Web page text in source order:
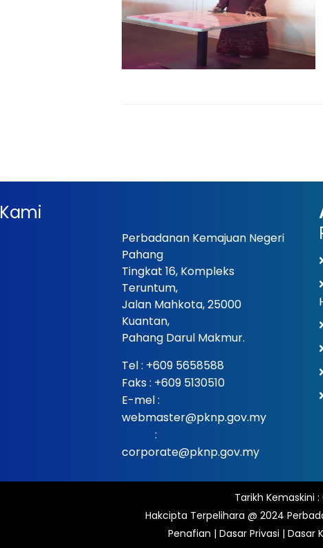
Kami
Perbadanan Kemajuan Negeri
Pahang
Tingkat 16, Kompleks
Teruntum,
Jalan Mahkota, 25000
Kuantan,
Pahang Darul Makmur.
Tel : +609 5658588
Faks : +609 5130510
E-mel :
webmaster@pknp.gov.my
:
corporate@pknp.gov.my
Tarikh Kemaskini :
Hakcipta Terpelihara @ 2024
Penafian | Dasar Privasi | Dasar